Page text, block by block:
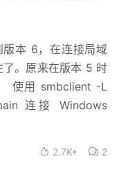
本 6，在连接局域
。原来在版本 5 时
使用 smbclient -L
连接 Windows
2.7K+ 2